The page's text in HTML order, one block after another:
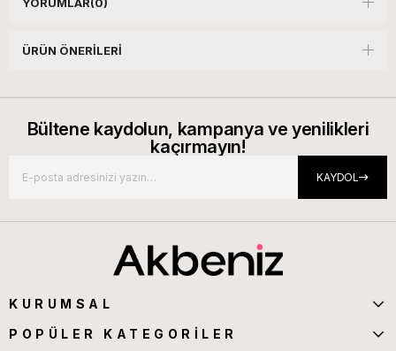
ÜRÜN ÖNERILERI
Bültene kaydolun, kampanya ve yenilikleri
kaçırmayın!
KAYDOL
KURUMSAL
POPÜLER KATEGORİLER